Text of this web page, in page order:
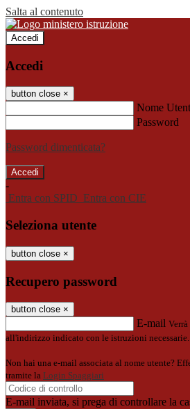
Salta al contenuto
Accedi
Accedi
button close ×
Nome
Password
Password dimenticata?
-
Entra con SPID Entra con CIE
Seleziona utente
button close ×
Recupero password
button close ×
E-mail
all'indirizzo indicato con le istruzioni necessarie.
Non hai una e-mail associata al nome utente?
tramite la Login Spaggiari
E-mail inviata, si prega di controllare la